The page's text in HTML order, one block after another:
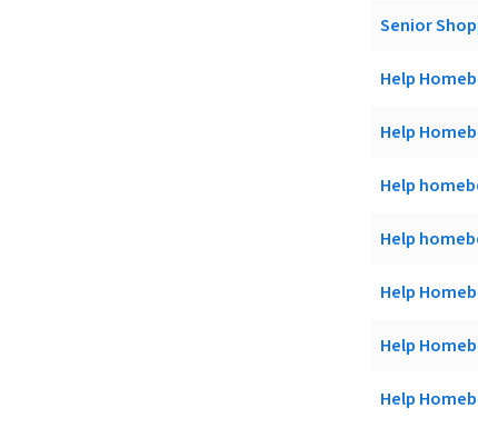
Senior
Help
Help
Help
Help
Help
Help
Help